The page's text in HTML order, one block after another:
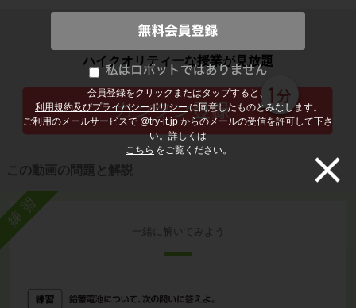
会員登録をクリックまたはタップすると、
利用規約及びプライバシーポリシー に同意したものとみなします。
ご利用のメールサービスで @try-it.jp からのメールの受信を許可して下さ
い。詳しくは
こちら をご覧ください。
子どもの勉強から大人の学び直しまで
ハイクオリティーな授業が見放題
この動画の問題と解説
練習
一緒に解いてみよう